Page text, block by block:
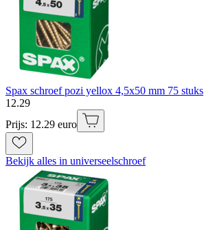
Spax schroef pozi yellox 4,5x50 mm 75 stuks
12.29
Prijs: 12.29 euro
Bekijk alles in universeelschroef